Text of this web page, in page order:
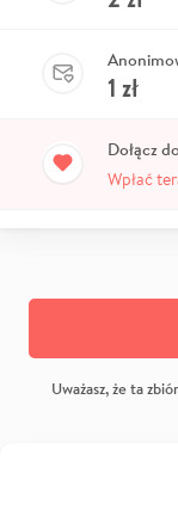
1 zł
Dołącz
Wpłać
Uważasz, że ta